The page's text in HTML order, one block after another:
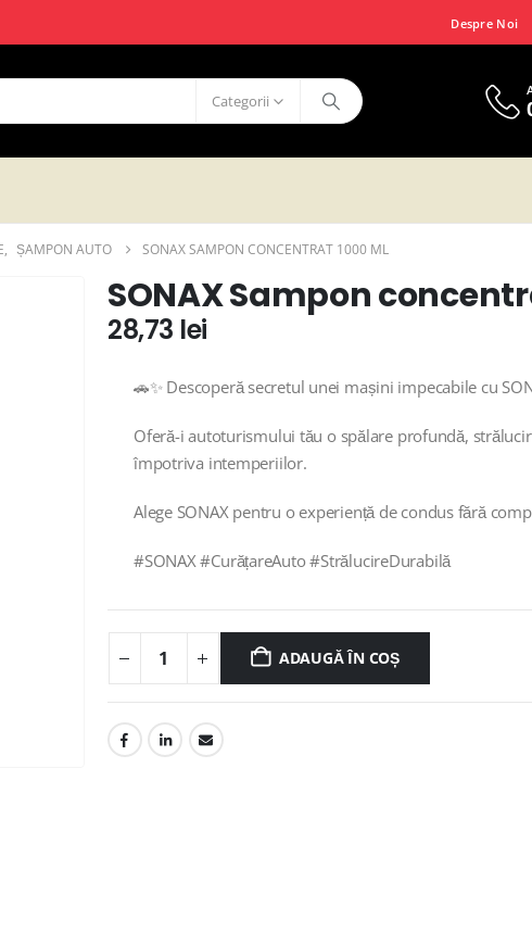
Despre Noi
Categorii
, ȘAMPON AUTO SONAX SAMPON CONCENTRAT 1000 ML
SONAX Sampon
28,73 lei
🚗✨ Descoperă secretul unei mașini impecabile cu
Oferă-i autoturismului tău o spălare profundă,
împotriva intemperiilor.
Alege SONAX pentru o experiență de condus fără
#SONAX #CurățareAuto #StrălucireDurabilă
ADAUGĂ ÎN COȘ